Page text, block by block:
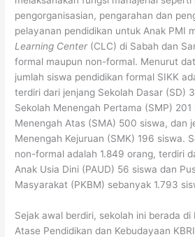
pengorganisasian, pengarahan dan
pelayanan pendidikan untuk Anak PMI
Learning Center(CLC) di Sabah dan
formal maupun non-formal. Menurut
jumlah siswa pendidikan formal SIKK
terdiri dari jenjang Sekolah Dasar (SD)
Sekolah Menengah Pertama (SMP)
Menengah Atas (SMA) 500 siswa, dan
Menengah Kejuruan (SMK) 196 siswa.
non-formal adalah 1.849 orang, terdiri
Anak Usia Dini (PAUD) 56 siswa dan
Masyarakat (PKBM) sebanyak 1.793
Sejak awal berdiri, sekolah ini berada
Atase Pendidikan dan Kebudayaan